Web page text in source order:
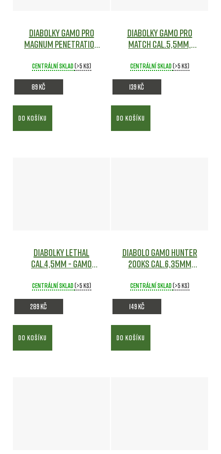
Diabolky Gamo Pro
Magnum Penetration
Vzduchovky
Centrální sklad(>5 ks)
89 Kč
DO KOŠÍKU
Diabolky Gamo Pro
Match cal.5,5mm,
Centrální sklad(>5 ks)
139 Kč
DO KOŠÍKU
Diabolky Lethal
cal.4,5mm - Gamo
Centrální sklad(>5 ks)
289 Kč
DO KOŠÍKU
Diabolo Gamo Hunter
200ks cal.6,35mm
Centrální sklad(>5 ks)
149 Kč
DO KOŠÍKU